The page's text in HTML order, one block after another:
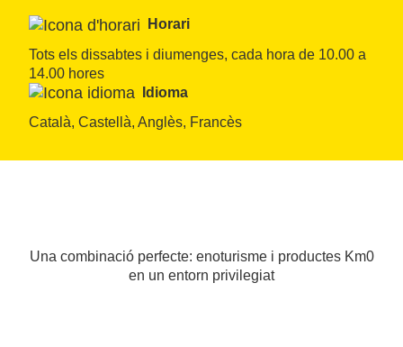
Horari
Tots els dissabtes i diumenges, cada hora de 10.00 a
14.00 hores
Idioma
Català, Castellà, Anglès, Francès
Una combinació perfecte: enoturisme i productes Km0
en un entorn privilegiat